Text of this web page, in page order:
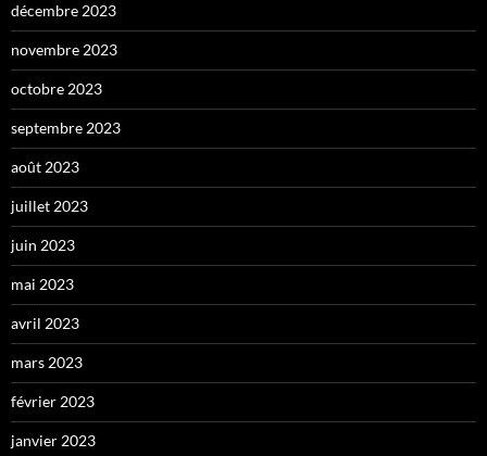
décembre 2023
novembre 2023
octobre 2023
septembre 2023
août 2023
juillet 2023
juin 2023
mai 2023
avril 2023
mars 2023
février 2023
janvier 2023